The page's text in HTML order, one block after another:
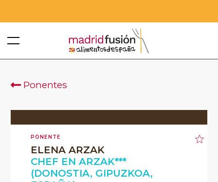
Ponentes
PONENTE
ELENA ARZAK
CHEF EN ARZAK***
(DONOSTIA, GIPUZKOA,